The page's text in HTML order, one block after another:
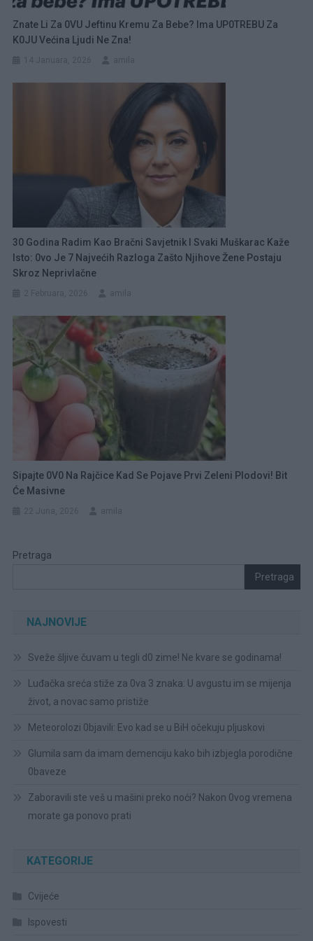
Znate Li Za 0VU Jeftinu Kremu Za Bebe? Ima UP0TREBU Za
K0JU Većina Ljudi Ne Zna!
30 Godina Radim Kao Bračni Savjetnik I Svaki Muškarac Kaže
Isto: 0vo Je 7 Najvećih Razloga Zašto Njihove Žene Postaju
Skroz Neprivlačne
Sipajte 0V0 Na Rajčice Kad Se Pojave Prvi Zeleni Plodovi! Bit
Će Masivne
Pretraga
Pretraga
NAJNOVIJE
Sveže šljive čuvam u tegli d0 zime! Ne kvare se godinama!
Luđačka sreća stiže za 0va 3 znaka: U avgustu im se mijenja
život, a novac samo pristiže
Meteorolozi 0bjavili: Evo kad se u BiH očekuju pljuskovi
Glumila sam da imam demenciju kako bih izbjegla porodične
0baveze
Zaboravili ste veš u mašini preko noći? Nakon 0vog vremena
morate ga ponovo prati
KATEGORIJE
Cvijeće
Ispovesti